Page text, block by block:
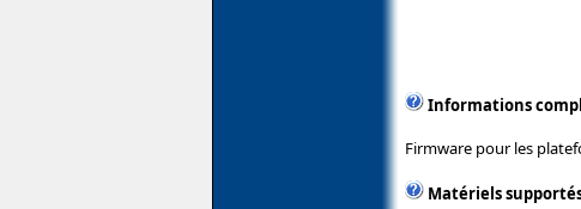
Informations
Firmware pour les
Matériels